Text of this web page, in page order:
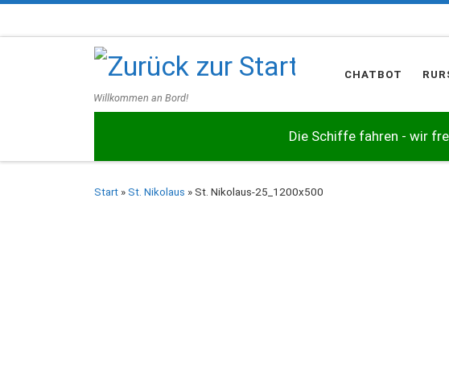
Willkommen an Bord!
CHATBOT
Die Schiffe fahren - wir
Start » St. Nikolaus » St. Nikolaus-25_1200x500